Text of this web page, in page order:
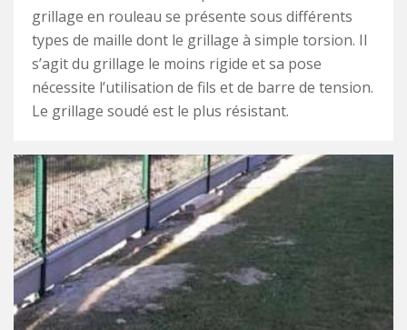
grillage en rouleau se présente sous différents
types de maille dont le grillage à simple torsion. Il
s’agit du grillage le moins rigide et sa pose
nécessite l’utilisation de fils et de barre de tension.
Le grillage soudé est le plus résistant.